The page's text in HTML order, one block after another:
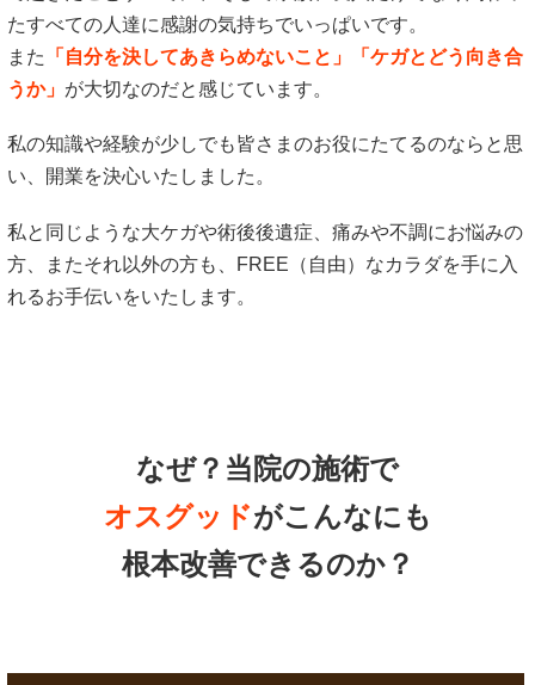
たすべての人達に感謝の気持ちでいっぱいです。
また
「自分を決してあきらめないこと」「ケガとどう向き合
うか」 が大切なのだと感じています。
私の知識や経験が少しでも皆さまのお役にたてるのならと思
い、開業を決心いたしました。
私と同じような大ケガや術後後遺症、痛みや不調にお悩みの
方、またそれ以外の方も、FREE（自由）なカラダを手に入
れるお手伝いをいたします。
なぜ？当院の施術で
オスグッドがこんなにも
根本改善できるのか？